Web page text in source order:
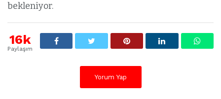
bekleniyor.
16k
Paylaşım
Yorum Yap